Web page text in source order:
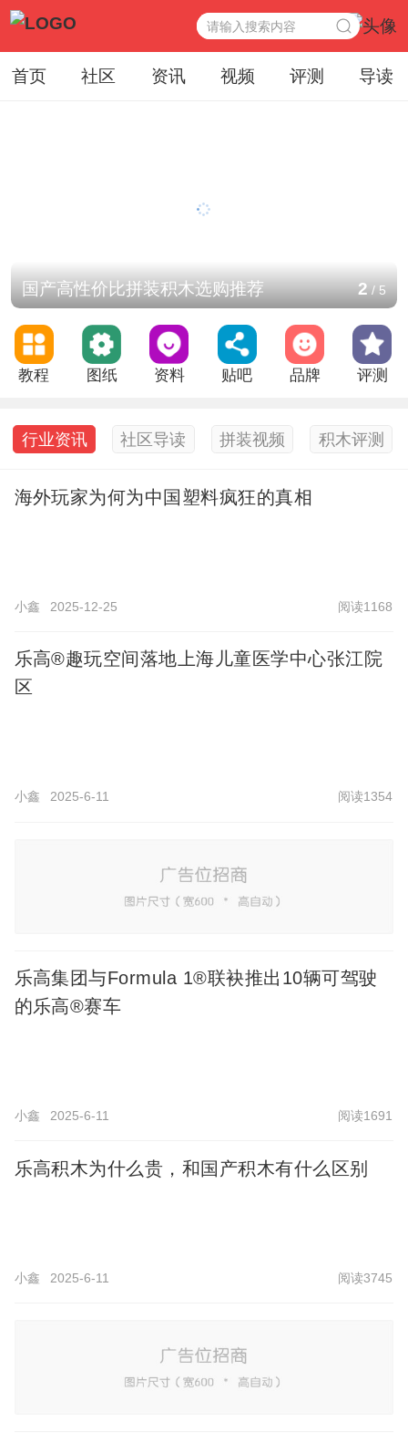
首页 社区 资讯 视频 评测 导读
国产高性价比拼装积木选购推荐 2 / 5
教程 图纸 资料 贴吧 品牌 评测
行业资讯 社区导读 拼装视频 积木评测
海外玩家为何为中国塑料疯狂的真相
小鑫 2025-12-25 阅读1168
乐高®趣玩空间落地上海儿童医学中心张江院
区
小鑫 2025-6-11 阅读1354
乐高集团与Formula 1®联袂推出10辆可驾驶
的乐高®赛车
小鑫 2025-6-11 阅读1691
乐高积木为什么贵，和国产积木有什么区别
小鑫 2025-6-11 阅读3745